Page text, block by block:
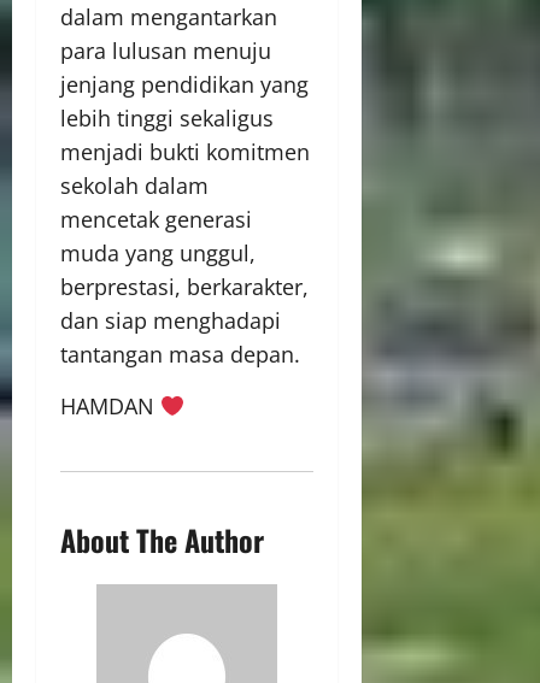
dalam mengantarkan
para lulusan menuju
jenjang pendidikan yang
lebih tinggi sekaligus
menjadi bukti komitmen
sekolah dalam
mencetak generasi
muda yang unggul,
berprestasi, berkarakter,
dan siap menghadapi
tantangan masa depan.
HAMDAN
About The Author